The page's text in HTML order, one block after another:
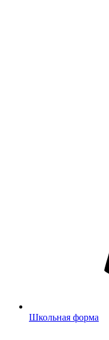
Школьная форма